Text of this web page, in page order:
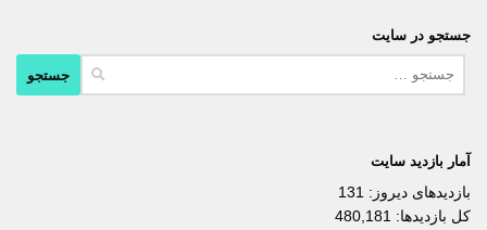
جستجو در سایت
آمار بازدید سایت
بازدیدهای دیروز: 131
کل بازدیدها: 480,181